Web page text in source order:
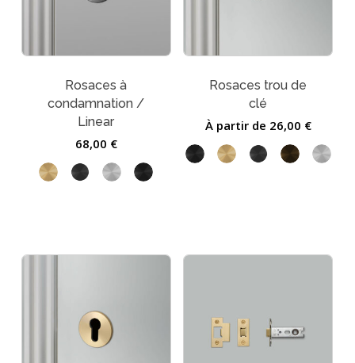
Rosaces à
condamnation /
Linear
68,00 €
Rosaces trou de
clé
À partir de 26,00 €